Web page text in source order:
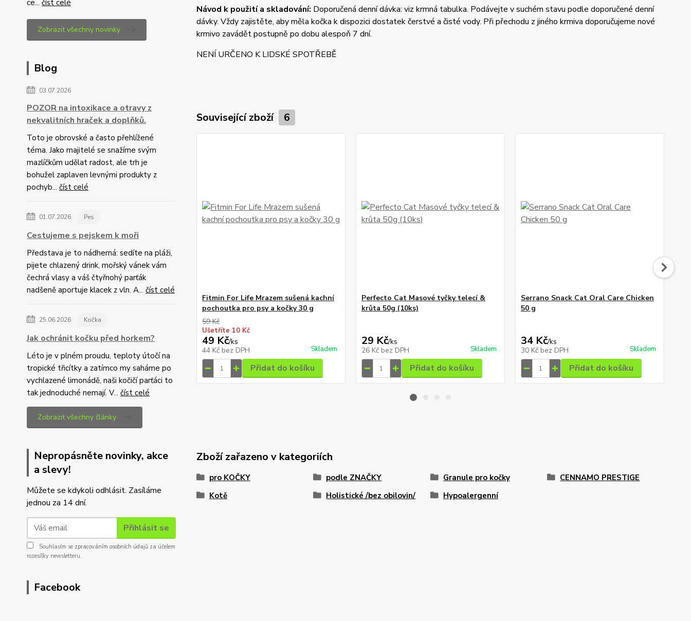
ce... číst celé
Zobrazit všechny novinky
Blog
03.07.2026
POZOR na intoxikace a otravy z
nekvalitních hraček a doplňků.
Toto je obrovské a často přehlížené
téma. Jako majitelé se snažíme svým
mazlíčkům udělat radost, ale trh je
bohužel zaplaven levnými produkty z
pochyb... číst celé
01.07.2026 Pes
Cestujeme s pejskem k moři
Představa je to nádherná: sedíte na pláži,
pijete chlazený drink, mořský vánek vám
čechrá vlasy a váš čtyřnohý parťák
nadšeně aportuje klacek z vln. A... číst celé
25.06.2026 Kočka
Jak ochránit kočku před horkem?
Léto je v plném proudu, teploty útočí na
tropické třicítky a zatímco my saháme po
vychlazené limonádě, naši kočičí parťáci to
tak jednoduché nemají. V... číst celé
Zobrazit všechny články
Nepropásněte novinky, akce
a slevy!
Můžete se kdykoli odhlásit. Zasíláme
jednou za 14 dní.
Přihlásit se
Souhlasím se zpracováním osobních údajů za účelem
rozesílky newsletteru.
Facebook
Návod k použití a skladování: Doporučená denní dávka: viz krmná tabulka. Podávejte v suchém stavu podle doporučené denní
dávky. Vždy zajistěte, aby měla kočka k dispozici dostatek čerstvé a čisté vody. Při přechodu z jiného krmiva doporučujeme nové
krmivo zavádět postupně po dobu alespoň 7 dní.
NENÍ URČENO K LIDSKÉ SPOTŘEBĚ
Související zboží 6
Fitmin For Life Mrazem sušená kachní
pochoutka pro psy a kočky 30 g
59 Kč
Ušetříte 10 Kč
49 Kč/ks
44 Kč bez DPH Skladem
Přidat do košíku
Perfecto Cat Masové tyčky telecí &
krůta 50g (10ks)
29 Kč/ks
26 Kč bez DPH Skladem
Přidat do košíku
Serrano Snack Cat Oral Care Chicken
50 g
34 Kč/ks
30 Kč bez DPH Skladem
Přidat do košíku
Zboží zařazeno v kategoriích
pro KOČKY podle ZNAČKY Granule pro kočky
CENNAMO PRESTIGE
Kotě
Holistické /bez obilovin/ Hypoalergenní